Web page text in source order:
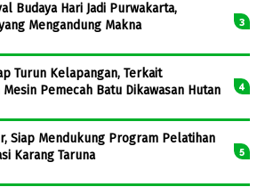
Budaya Hari Jadi Purwakarta,
Mengandung Makna
Turun Kelapangan, Terkait
Mesin Pemecah Batu Dikawasan Hutan
Siap Mendukung Program Pelatihan
Karang Taruna